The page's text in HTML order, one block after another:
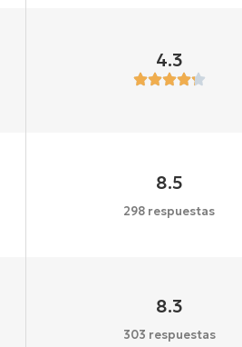
4.3
8.5
298 respuestas
8.3
303 respuestas